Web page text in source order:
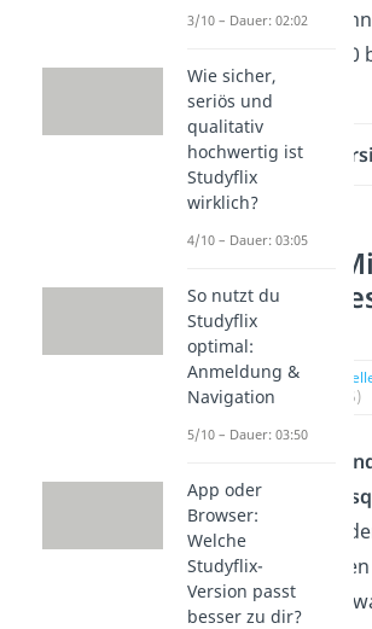
umgehen zu
wir dir unsere 10
Positives
darum ist
wichtig!
zur
(00:15)
positives
für deine
Umgang mit
aber auch für
dir selbst. Doch
3/10 – Dauer: 02:02
Wie sicher,
seriös und
qualitativ
hochwertig ist
Studyflix
wirklich?
4/10 – Dauer: 03:05
So nutzt du
Studyflix
optimal:
Anmeldung &
Navigation
5/10 – Dauer: 03:50
App oder
Browser:
Welche
Studyflix-
Version passt
besser zu dir?